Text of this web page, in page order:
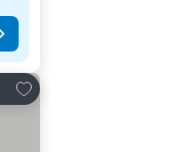
Lisää suosikkeihin